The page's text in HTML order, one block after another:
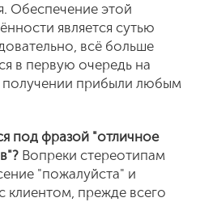
Обеспечение этой
является сутью
всё больше
в первую очередь на
получении прибыли любым
под фразой "отличное
Вопреки стереотипам
"пожалуйста" и
клиентом, прежде всего